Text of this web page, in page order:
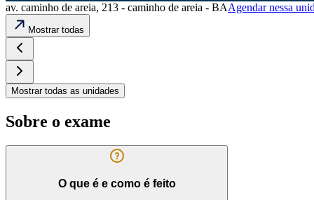
av. caminho de areia, 213 - caminho de areia - BAAgendar nessa
Mostrar todas
Mostrar todas as unidades
Sobre o exame
O que é e como é feito